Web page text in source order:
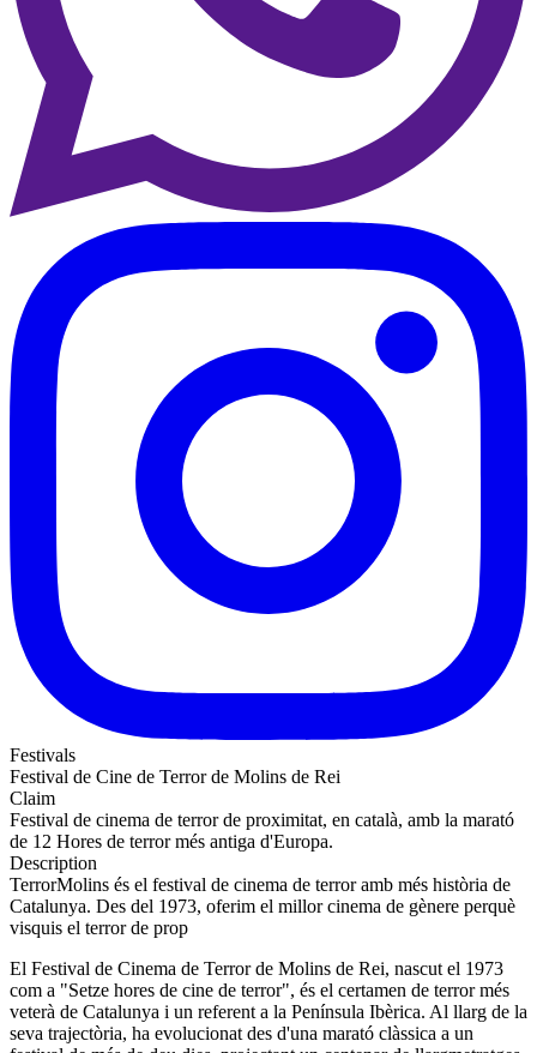
Festivals
Festival de Cine de Terror de Molins de Rei
Claim
Festival de cinema de terror de proximitat, en català, amb la marató
de 12 Hores de terror més antiga d'Europa.
Description
TerrorMolins és el festival de cinema de terror amb més història de
Catalunya. Des del 1973, oferim el millor cinema de gènere perquè
visquis el terror de prop
El Festival de Cinema de Terror de Molins de Rei, nascut el 1973
com a "Setze hores de cine de terror", és el certamen de terror més
veterà de Catalunya i un referent a la Península Ibèrica. Al llarg de la
seva trajectòria, ha evolucionat des d'una marató clàssica a un